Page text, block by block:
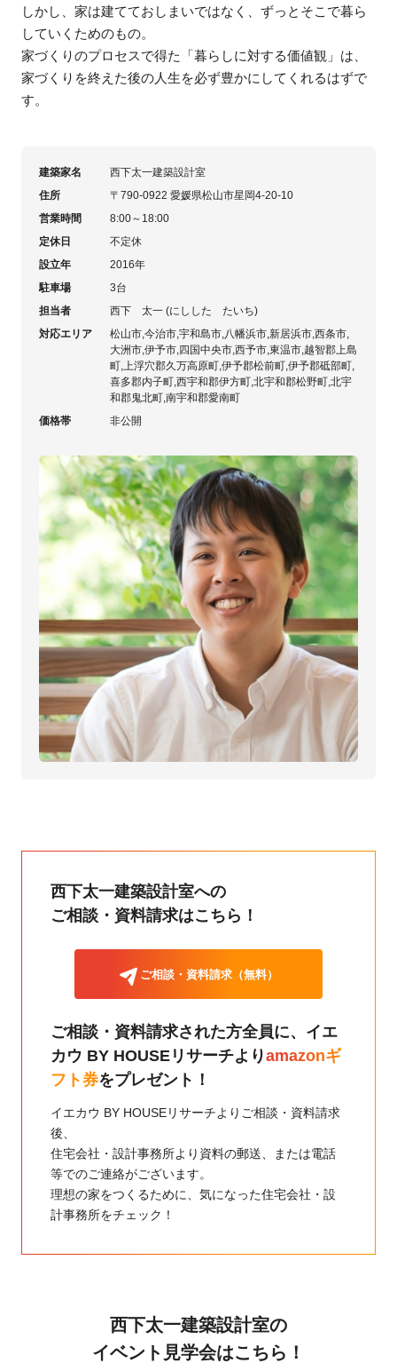
しかし、家は建てておしまいではなく、ずっとそこで暮ら
していくためのもの。
家づくりのプロセスで得た「暮らしに対する価値観」は、
家づくりを終えた後の人生を必ず豊かにしてくれるはずで
す。
建築家名
西下太一建築設計室
住所
〒790-0922 愛媛県松山市星岡4-20-10
営業時間
8:00～18:00
定休日
不定休
設立年
2016年
駐車場
3台
担当者
西下 太一 (にしした たいち)
対応エリア
松山市,今治市,宇和島市,八幡浜市,新居浜市,西条市,
大洲市,伊予市,四国中央市,西予市,東温市,越智郡上島
町,上浮穴郡久万高原町,伊予郡松前町,伊予郡砥部町,
喜多郡内子町,西宇和郡伊方町,北宇和郡松野町,北宇
和郡鬼北町,南宇和郡愛南町
価格帯
非公開
西下太一建築設計室への
ご相談・資料請求はこちら！
ご相談・資料請求（無料）
ご相談・資料請求された方全員に、 イエ
カウ BY HOUSEリサーチよりamazonギ
フト券をプレゼント！
イエカウ BY HOUSEリサーチよりご相談・資料請求
後、
住宅会社・設計事務所より資料の郵送、または電話
等でのご連絡がございます。
理想の家をつくるために、気になった住宅会社・設
計事務所をチェック！
西下太一建築設計室の
イベント見学会はこちら！